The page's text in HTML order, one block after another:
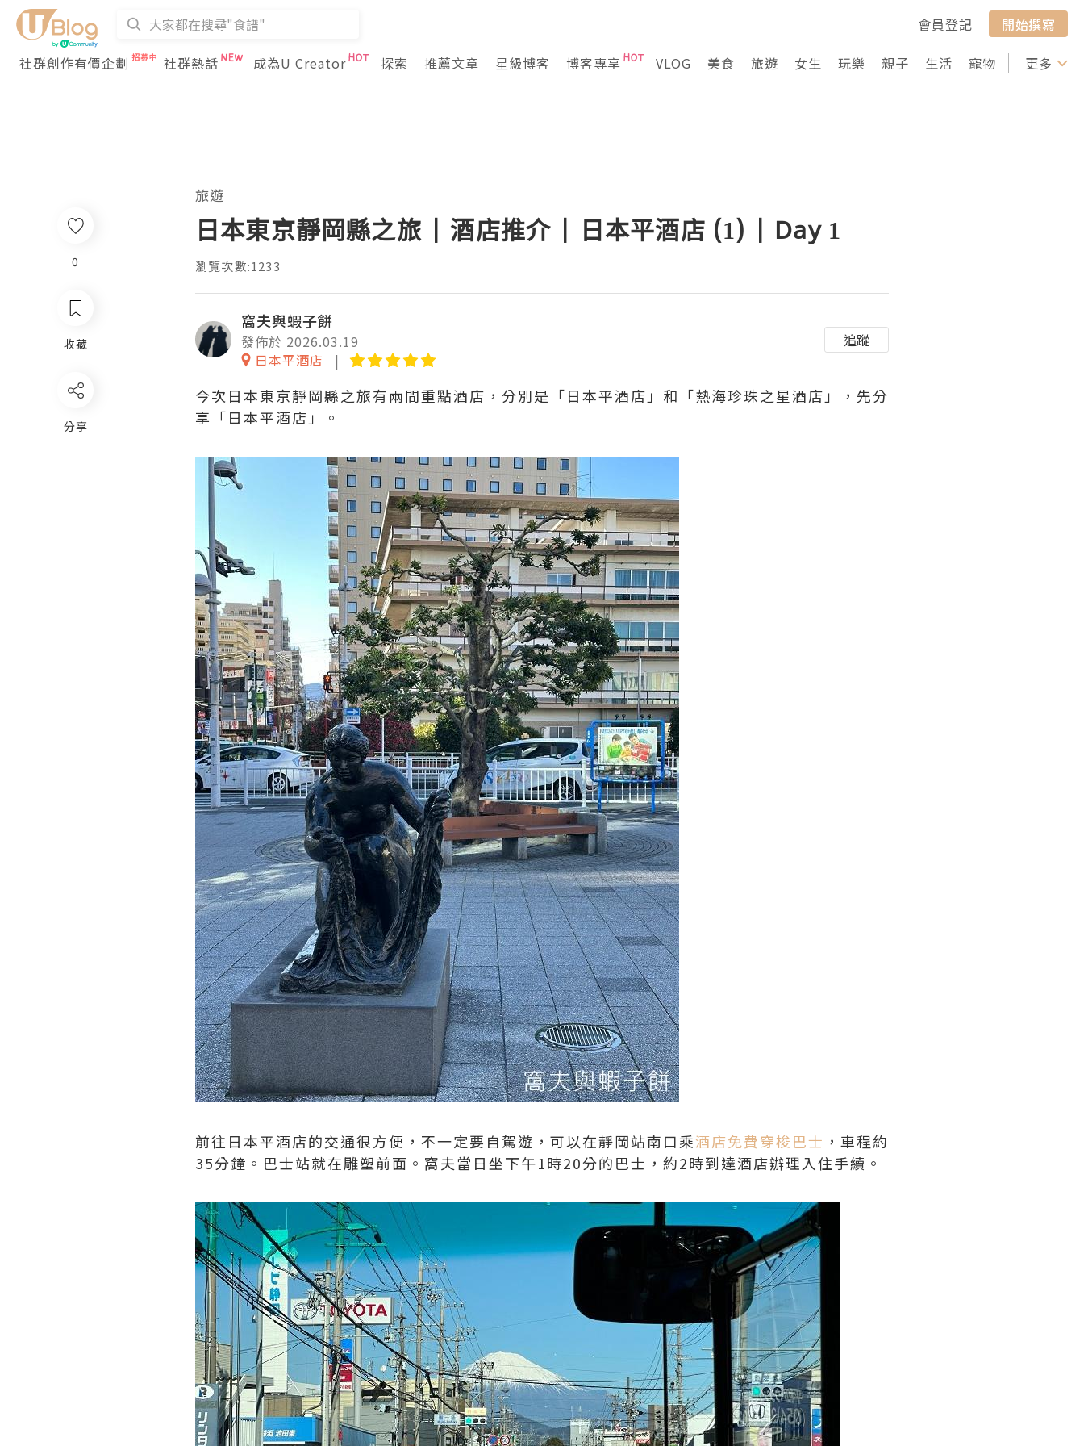
會員登記
開始撰寫
社群創作有價企劃
社群熱話 成為U Creator 探索 推薦文章 星級博客 博客專享 VLOG 美食 旅遊 女生 玩樂 親子 生活 寵物 行山 打卡
更多
0
收藏
分享
旅遊
日本東京靜岡縣之旅 | 酒店推介 | 日本平酒店 (1) | Day 1
瀏覽次數:1233
窩夫與蝦子餅
發佈於 2026.03.19
日本平酒店
追蹤
今次日本東京靜岡縣之旅有兩間重點酒店，分別是「日本平酒店」和「熱海珍珠之星酒店」，先分
享「日本平酒店」。
前往日本平酒店的交通很方便，不一定要自駕遊，可以在靜岡站南口乘酒店免費穿梭巴士 ，車程約
35分鐘。巴士站就在雕塑前面。窩夫當日坐下午1時20分的巴士，約2時到達酒店辦理入住手續。